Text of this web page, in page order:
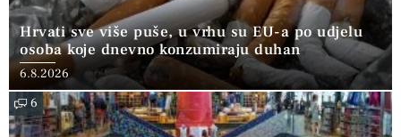
Hrvati sve više puše, u vrhu su EU-a po udjelu
osoba koje dnevno konzumiraju duhan
6.8.2026
6